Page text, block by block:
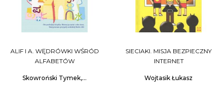
ALIF I A. WĘDRÓWKI WŚRÓD
ALFABETÓW
Skowroński Tymek,...
SIECIAKI. MISJA BEZPIECZNY
INTERNET
Wojtasik Łukasz